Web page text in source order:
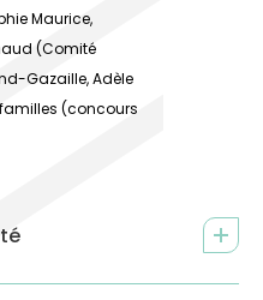
Maurice,
(Comité
Gazaille, Adèle
(concours